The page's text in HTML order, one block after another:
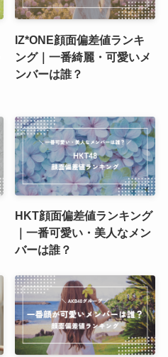
IZ*ONE顔面偏差値ランキ
ング｜一番綺麗・可愛いメ
ンバーは誰？
HKT顔面偏差値ランキング
｜一番可愛い・美人なメン
バーは誰？